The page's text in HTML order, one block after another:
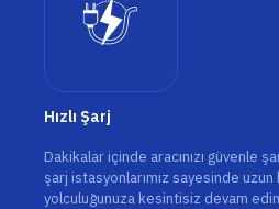
Hızlı Şarj
Dakikalar içinde aracınızı güvenle
şarj istasyonlarımız sayesinde
yolculuğunuza kesintisiz devam